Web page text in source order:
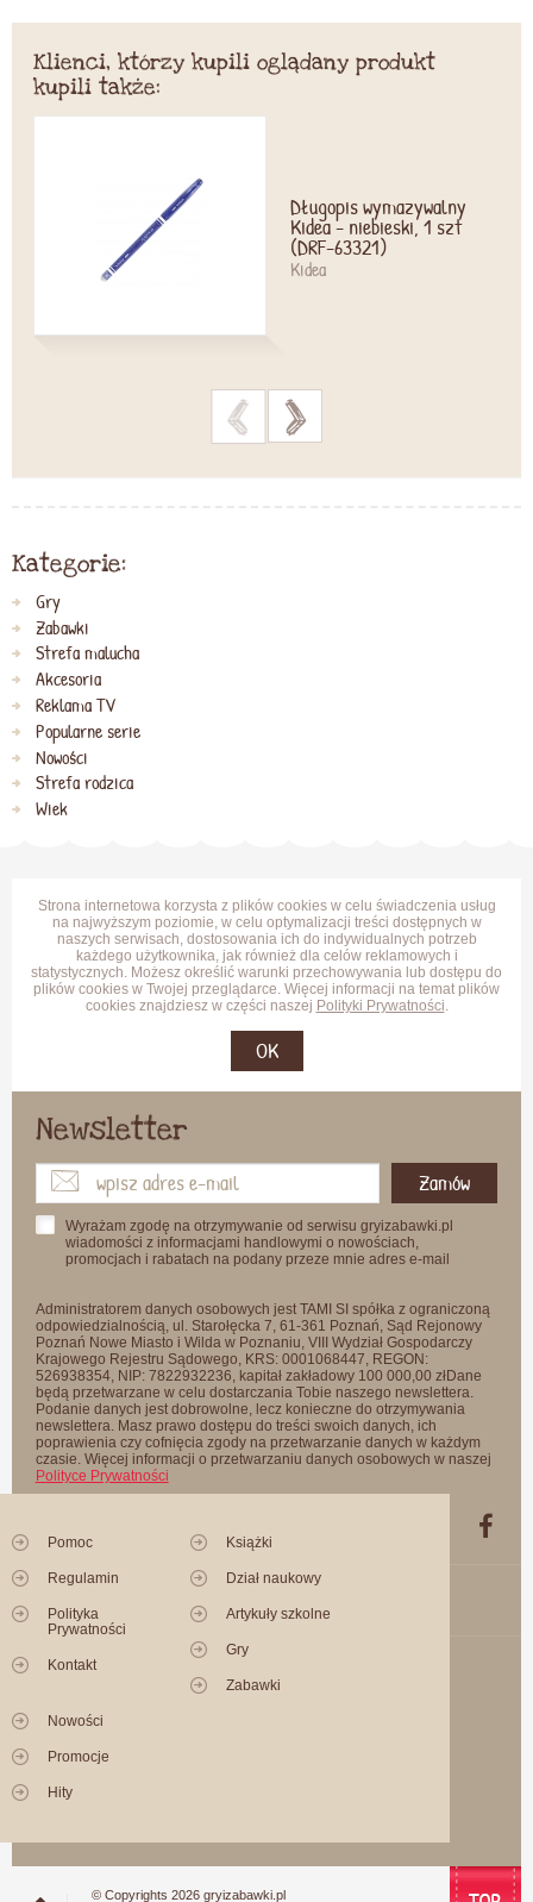
Klienci, którzy kupili oglądany produkt
kupili także:
Długopis wymazywalny
Kidea - niebieski, 1 szt
(DRF-63321)
Kidea
> >
Kategorie:
Gry
Zabawki
Strefa malucha
Akcesoria
Reklama TV
Popularne serie
Nowości
Strefa rodzica
Wiek
Strona internetowa korzysta z plików cookies w celu świadczenia usług
na najwyższym poziomie, w celu optymalizacji treści dostępnych w
naszych serwisach, dostosowania ich do indywidualnych potrzeb
każdego użytkownika, jak również dla celów reklamowych i
statystycznych. Możesz określić warunki przechowywania lub dostępu do
plików cookies w Twojej przeglądarce. Więcej informacji na temat plików
cookies znajdziesz w części naszej Polityki Prywatności.
OK
Newsletter
Zamów
Wyrażam zgodę na otrzymywanie od serwisu gryizabawki.pl
wiadomości z informacjami handlowymi o nowościach,
promocjach i rabatach na podany przeze mnie adres e-mail
Administratorem danych osobowych jest TAMI SI spółka z ograniczoną
odpowiedzialnością, ul. Starołęcka 7, 61-361 Poznań, Sąd Rejonowy
Poznań Nowe Miasto i Wilda w Poznaniu, VIII Wydział Gospodarczy
Krajowego Rejestru Sądowego, KRS: 0001068447, REGON:
526938354, NIP: 7822932236, kapitał zakładowy 100 000,00 złDane
będą przetwarzane w celu dostarczania Tobie naszego newslettera.
Podanie danych jest dobrowolne, lecz konieczne do otrzymywania
newslettera. Masz prawo dostępu do treści swoich danych, ich
poprawienia czy cofnięcia zgody na przetwarzanie danych w każdym
czasie. Więcej informacji o przetwarzaniu danych osobowych w naszej
Polityce Prywatności
Pomoc
Regulamin
Polityka
Prywatności
Kontakt
Książki
Dział naukowy
Artykuły szkolne
Gry
Zabawki
Nowości
Promocje
Hity
© Copyrights 2026 gryizabawki.pl